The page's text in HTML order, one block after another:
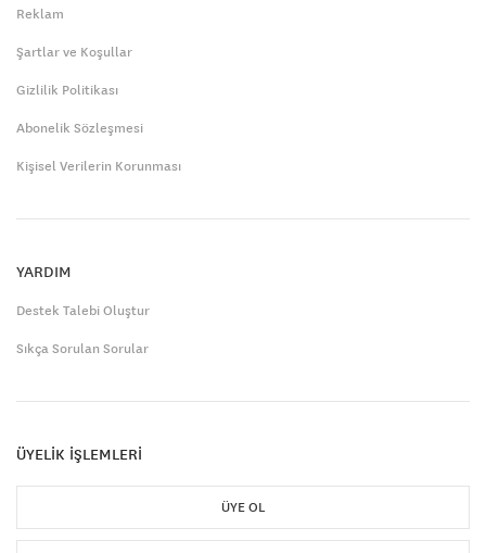
Reklam
Şartlar ve Koşullar
Gizlilik Politikası
Abonelik Sözleşmesi
Kişisel Verilerin Korunması
YARDIM
Destek Talebi Oluştur
Sıkça Sorulan Sorular
ÜYELİK İŞLEMLERİ
ÜYE OL